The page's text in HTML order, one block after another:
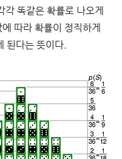
각 똑같은 확률로 나오게
에 따라 확률이 정직하게
된다는 뜻이다